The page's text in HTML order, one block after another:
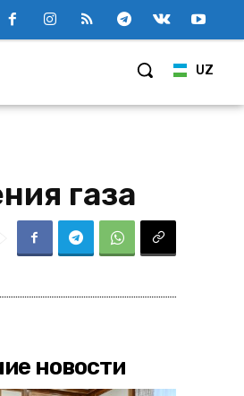
UZ
газа
новости